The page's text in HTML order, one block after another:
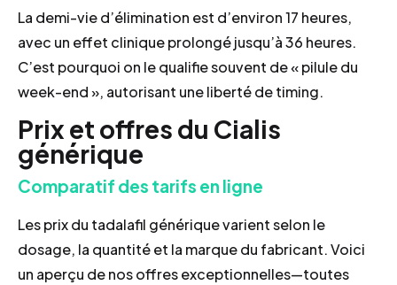
La demi-vie d’élimination est d’environ 17 heures,
avec un effet clin­ique prolongé jusqu’à 36 heures.
C’est pourquoi on le qualifie souvent de « pilule du
week-end », autorisant une liberté de timing.
Prix et offres du Cialis
générique
Comparatif des tarifs en ligne
Les prix du tadalafil générique varient selon le
dosage, la quantité et la marque du fabricant. Voici
un aperçu de nos offres exceptionnelles—toutes